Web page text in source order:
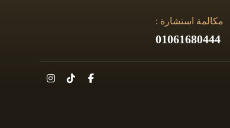
مكالمة استشارة :
01061680444